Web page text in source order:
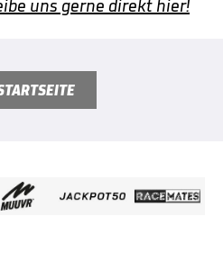
uns gerne direkt hier!